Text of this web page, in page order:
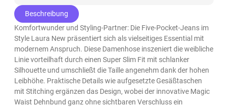
Beschreibung
Komfortwunder und Styling-Partner: Die Five-Pocket-Jeans im
Style Laura New präsentiert sich als vielseitiges Essential mit
modernem Anspruch. Diese Damenhose inszeniert die weibliche
Linie vorteilhaft durch einen Super Slim Fit mit schlanker
Silhouette und umschließt die Taille angenehm dank der hohen
Leibhöhe. Praktische Details wie aufgesetzte Gesäßtaschen
mit Stitching ergänzen das Design, wobei der innovative Magic
Waist Dehnbund ganz ohne sichtbaren Verschluss ein